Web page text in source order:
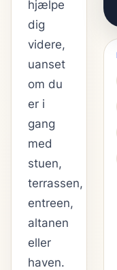
hjælpe
dig
videre,
uanset
om du
er i
gang
med
stuen,
terrassen,
entreen,
altanen
eller
haven.